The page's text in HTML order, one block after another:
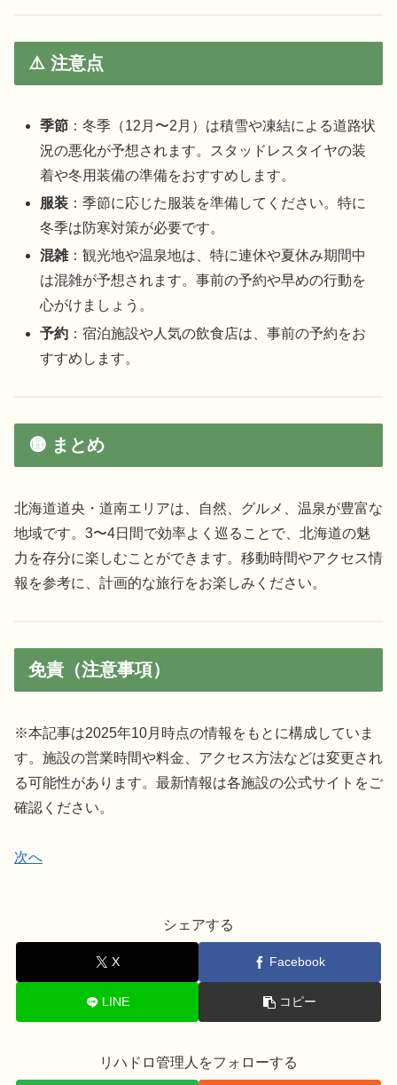
⚠️ 注意点
季節 ：冬季（12月〜2月）は積雪や凍結による道路状
況の悪化が予想されます。スタッドレスタイヤの装
着や冬用装備の準備をおすすめします。
服装 ：季節に応じた服装を準備してください。特に
冬季は防寒対策が必要です。
混雑：観光地や温泉地は、特に連休や夏休み期間中
は混雑が予想されます。事前の予約や早めの行動を
心がけましょう。
予約 ：宿泊施設や人気の飲食店は、事前の予約をお
すすめします。
🟡 まとめ
北海道道央・道南エリアは、自然、グルメ、温泉が豊富な
地域です。3〜4日間で効率よく巡ることで、北海道の魅
力を存分に楽しむことができます。移動時間やアクセス情
報を参考に、計画的な旅行をお楽しみください。
免責（注意事項）
※本記事は2025年10月時点の情報をもとに構成していま
す。施設の営業時間や料金、アクセス方法などは変更され
る可能性があります。最新情報は各施設の公式サイトをご
確認ください。
次へ
シェアする
X Facebook
LINE コピー
リハドロ管理人をフォローする